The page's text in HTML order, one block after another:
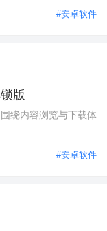
#安卓软件
版
绕内容浏览与下载体
#安卓软件